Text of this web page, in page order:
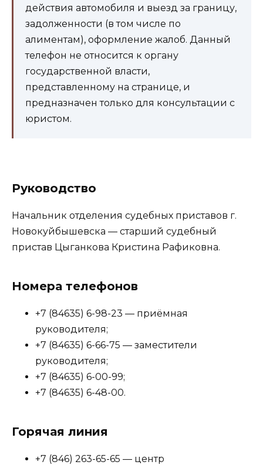
действия автомобиля и выезд за границу,
задолженности (в том числе по
алиментам), оформление жалоб. Данный
телефон не относится к органу
государственной власти,
представленному на странице, и
предназначен только для консультации с
юристом.
Руководство
Начальник отделения судебных приставов г.
Новокуйбышевска — старший судебный
пристав Цыганкова Кристина Рафиковна.
Номера телефонов
+7 (84635) 6-98-23 — приёмная
руководителя;
+7 (84635) 6-66-75 — заместители
руководителя;
+7 (84635) 6-00-99;
+7 (84635) 6-48-00.
Горячая линия
+7 (846) 263-65-65 — центр